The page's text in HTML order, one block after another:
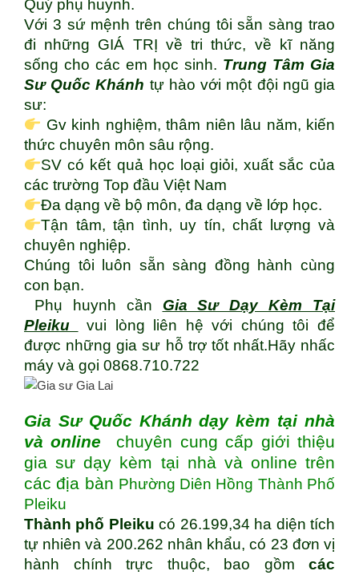
Quý phụ huynh.
Với 3 sứ mệnh trên chúng tôi sẵn sàng trao
đi những GIÁ TRỊ về tri thức, về kĩ năng
sống cho các em học sinh. Trung Tâm Gia
Sư Quốc Khánh tự hào với một đội ngũ gia
sư:
Gv kinh nghiệm, thâm niên lâu năm, kiến
thức chuyên môn sâu rộng.
SV có kết quả học loại giỏi, xuất sắc của
các trường Top đầu Việt Nam
Đa dạng về bộ môn, đa dạng về lớp học.
Tận tâm, tận tình, uy tín, chất lượng và
chuyên nghiệp.
Chúng tôi luôn sẵn sàng đồng hành cùng
con bạn.
Phụ huynh cần Gia Sư Dạy Kèm Tại
Pleiku
vui lòng liên hệ với chúng tôi để
được những gia sư hỗ trợ tốt nhất.Hãy nhấc
máy và gọi 0868.710.722
Gia Sư Quốc Khánh dạy kèm tại nhà
và online chuyên cung cấp giới thiệu
gia sư dạy kèm tại nhà và online trên
các địa bàn Phường Diên Hồng Thành Phố
Pleiku
Thành phố Pleiku có 26.199,34 ha diện tích
tự nhiên và 200.262 nhân khẩu, có 23 đơn vị
hành chính trực thuộc, bao gồm các